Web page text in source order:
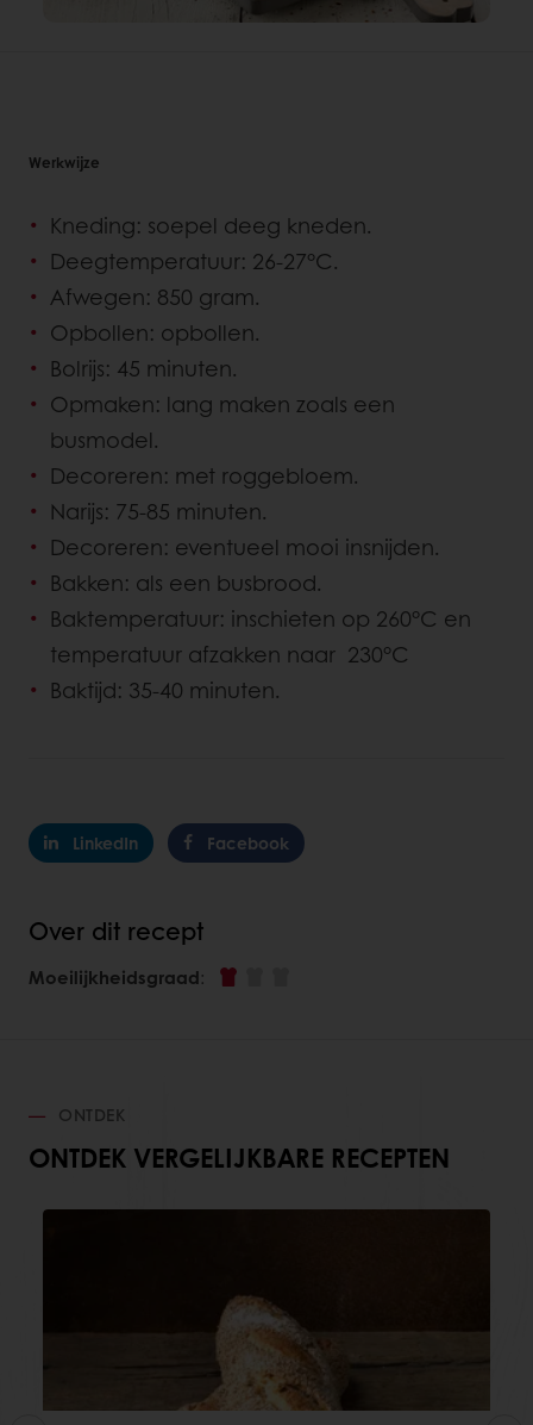
Werkwijze
Kneding: soepel deeg kneden.
Deegtemperatuur: 26-27°C.
Afwegen: 850 gram.
Opbollen: opbollen.
Bolrijs: 45 minuten.
Opmaken: lang maken zoals een
busmodel.
Decoreren: met roggebloem.
Narijs: 75-85 minuten.
Decoreren: eventueel mooi insnijden.
Bakken: als een busbrood.
Baktemperatuur: inschieten op 260°C en
temperatuur afzakken naar 230°C
Baktijd: 35-40 minuten.
LinkedIn Facebook
Over dit recept
Moeilijkheidsgraad:
ONTDEK
ONTDEK VERGELIJKBARE RECEPTEN